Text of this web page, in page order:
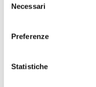
delNecessari
Preferenze
Statistiche